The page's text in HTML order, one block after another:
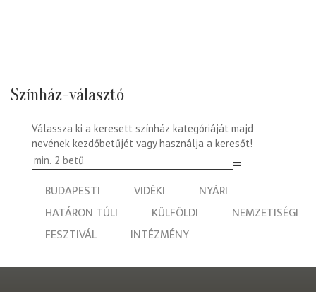
Színház-választó
Válassza ki a keresett színház kategóriáját majd
nevének kezdőbetűjét vagy használja a keresőt!
BUDAPESTI VIDÉKI
NYÁRI
HATÁRON TÚLI
KÜLFÖLDI
NEMZETISÉGI
FESZTIVÁL
INTÉZMÉNY